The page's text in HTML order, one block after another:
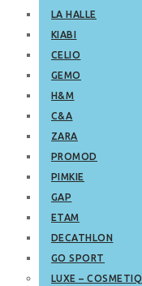
LA HALLE
KIABI
CELIO
GEMO
H&M
C&A
ZARA
PROMOD
PIMKIE
GAP
ETAM
DECATHLON
GO SPORT
LUXE –